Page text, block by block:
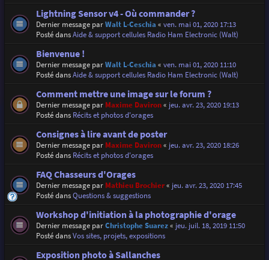
Lightning Sensor v4 - Où commander ?
Dernier message parWalt L-Ceschia « ven. mai 01, 2020 17:13
Posté dansAide & support cellules Radio Ham Electronic (Walt)
Bienvenue !
Dernier message parWalt L-Ceschia « ven. mai 01, 2020 11:10
Posté dansAide & support cellules Radio Ham Electronic (Walt)
Comment mettre une image sur le forum ?
Dernier message par Maxime Daviron« jeu. avr. 23, 2020 19:13
Posté dans Récits et photos d'orages
Consignes à lire avant de poster
Dernier message par Maxime Daviron« jeu. avr. 23, 2020 18:26
Posté dans Récits et photos d'orages
FAQ Chasseurs d'Orages
Dernier message par Mathieu Brochier« jeu. avr. 23, 2020 17:45
Posté dansQuestions & suggestions
Workshop d'initiation à la photographie d'orage
Dernier message parChristophe Suarez« jeu. juil. 18, 2019 11:50
Posté dansVos sites, projets, expositions
Exposition photo à Sallanches